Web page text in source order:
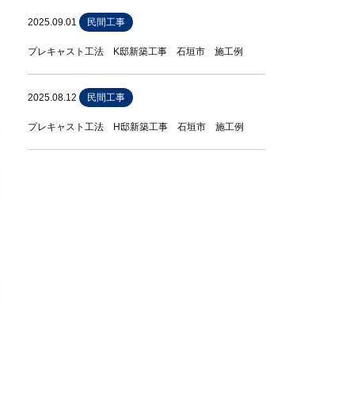
2025.09.01 民間工事
プレキャスト工法 K邸新築工事 石垣市 施工例
2025.08.12 民間工事
プレキャスト工法 H邸新築工事 石垣市 施工例